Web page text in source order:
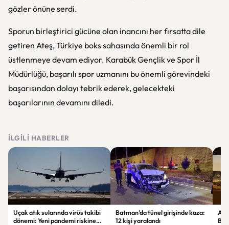
gözler önüne serdi.
Sporun birleştirici gücüne olan inancını her fırsatta dile
getiren Ateş, Türkiye boks sahasında önemli bir rol
üstlenmeye devam ediyor. Karabük Gençlik ve Spor İl
Müdürlüğü, başarılı spor uzmanını bu önemli görevindeki
başarısından dolayı tebrik ederek, gelecekteki
başarılarının devamını diledi.
İLGILI HABERLER
Uçak atık sularında virüs takibi
dönemi: Yeni pandemi riskine
Batman’da tünel girişinde kaza:
12 kişi yaralandı